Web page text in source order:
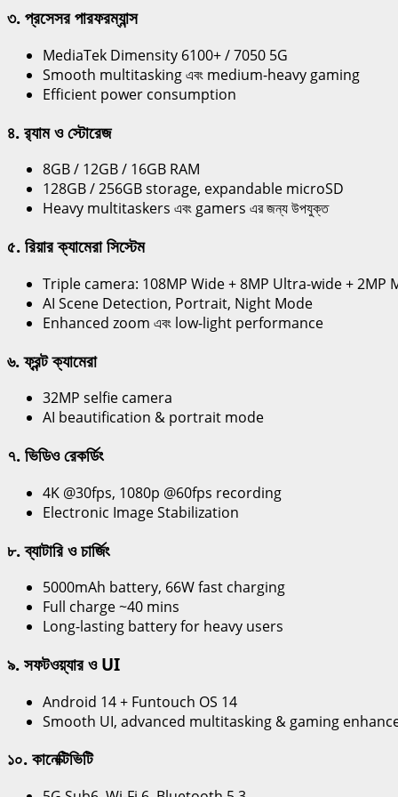
৩. প্রসেসর পারফরম্যান্স
MediaTek Dimensity 6100+ / 7050 5G
Smooth multitasking এবং medium-heavy gaming
Efficient power consumption
৪. র‍্যাম ও স্টোরেজ
8GB / 12GB / 16GB RAM
128GB / 256GB storage, expandable microSD
Heavy multitaskers এবং gamers এর জন্য উপযুক্ত
৫. রিয়ার ক্যামেরা সিস্টেম
Triple camera: 108MP Wide + 8MP Ultra-wide + 2MP
AI Scene Detection, Portrait, Night Mode
Enhanced zoom এবং low-light performance
৬. ফ্রন্ট ক্যামেরা
32MP selfie camera
AI beautification & portrait mode
৭. ভিডিও রেকর্ডিং
4K @30fps, 1080p @60fps recording
Electronic Image Stabilization
৮. ব্যাটারি ও চার্জিং
5000mAh battery, 66W fast charging
Full charge ~40 mins
Long-lasting battery for heavy users
৯. সফটওয়্যার ও UI
Android 14 + Funtouch OS 14
Smooth UI, advanced multitasking & gaming
১০. কানেক্টিভিটি